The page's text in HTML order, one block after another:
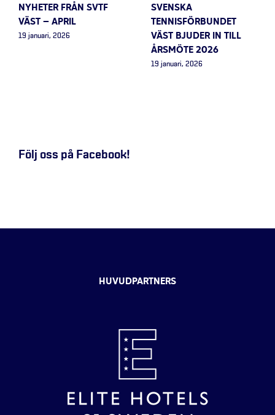
NYHETER FRÅN SVTF
VÄST – APRIL
19 januari, 2026
SVENSKA
TENNISFÖRBUNDET
VÄST BJUDER IN TILL
ÅRSMÖTE 2026
19 januari, 2026
Följ oss på Facebook!
HUVUDPARTNERS